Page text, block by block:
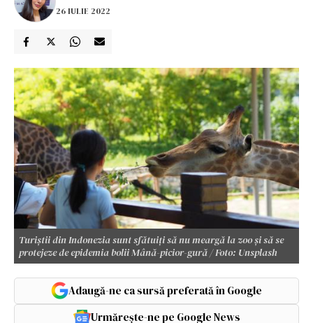
26 IULIE 2022
Turiștii din Indonezia sunt sfătuiți să nu meargă la zoo și să se
protejeze de epidemia bolii Mână-picior-gură / Foto: Unsplash
Adaugă-ne ca sursă preferată în Google
Urmărește-ne pe Google News